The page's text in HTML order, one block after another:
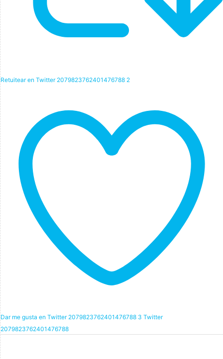
Retuitear en Twitter 2079823762401476788 2
Dar me gusta en Twitter 2079823762401476788 3 Twitter
2079823762401476788